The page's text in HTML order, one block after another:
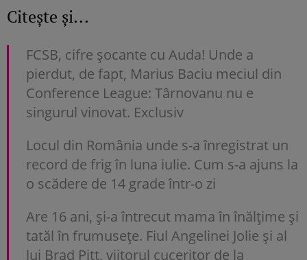
Citește și...
FCSB, cifre șocante cu Auda! Unde a
pierdut, de fapt, Marius Baciu meciul din
Conference League: Târnovanu nu e
singurul vinovat. Exclusiv
Locul din România unde s-a înregistrat un
record de frig în luna iulie. Cum s-a ajuns la
o scădere de 14 grade într-o zi
Are 16 ani, și-a întrecut mama în înălțime și
tatăl în frumusețe. Fiul Angelinei Jolie și al
lui Brad Pitt, viitorul cuceritor de la